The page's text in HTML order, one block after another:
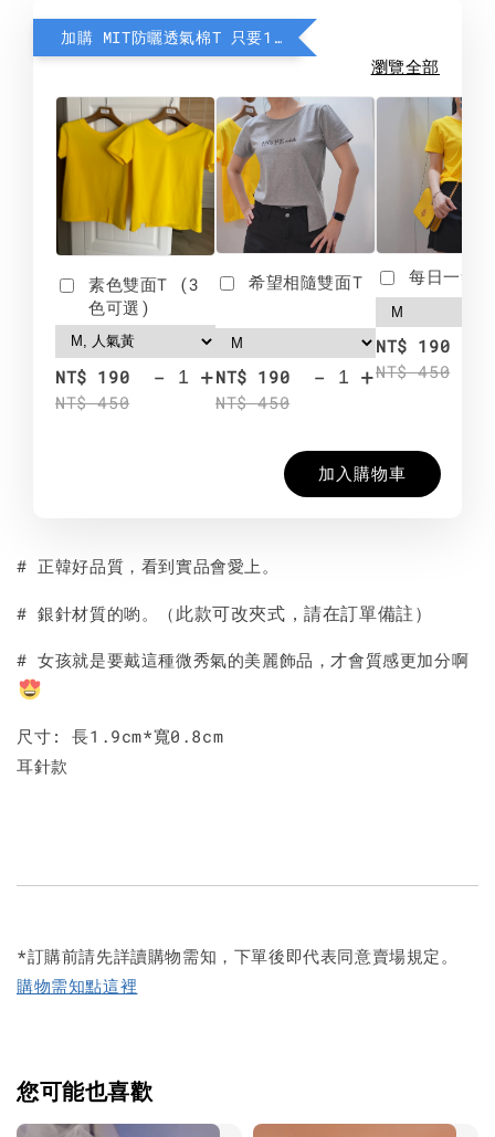
加購 MIT防曬透氣棉T 只要190元
瀏覽全部
素色雙面T (3
色可選)
NT$ 190
NT$ 450
- +
希望相隨雙面T
NT$ 190
NT$ 450
- +
每日一笑
NT$ 190
NT$ 450
加入購物車
# 正韓好品質，看到實品會愛上。
# 銀針材質的喲。（ 此款可改夾式，請在訂單備註）
# 女孩就是要戴這種微秀氣的美麗飾品，才會質感更加分啊
尺寸: 長1.9cm*寬0.8cm
耳針款
*訂購前請先詳讀購物需知，下單後即代表同意賣場規定。
購物需知點這裡
您可能也喜歡